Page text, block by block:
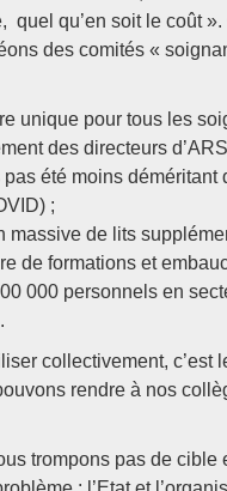
quel qu’en soit le coût
des comités «
unique pour tous les
des directeurs
pas été moins déméritant
;
massive de lits
de formations et
000 personnels en
collectivement, c’est
rendre à nos
trompons pas de cible